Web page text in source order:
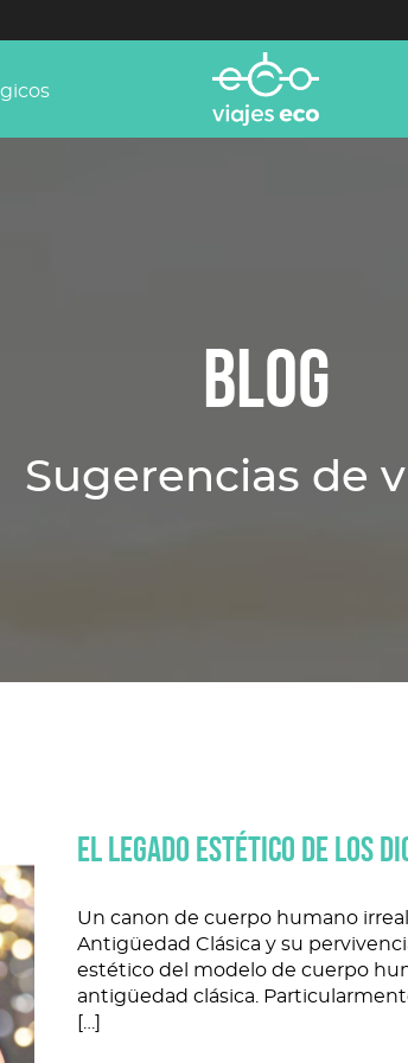
BLOG
Sugerencias de
El legado estético de los
Un canon de cuerpo humano
Antigüedad Clásica y su
estético del modelo de cuerpo
antigüedad clásica.
[…]